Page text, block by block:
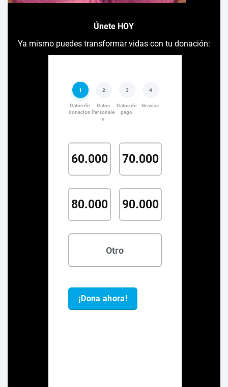
Únete HOY
Ya mismo puedes transformar vidas con tu donación: